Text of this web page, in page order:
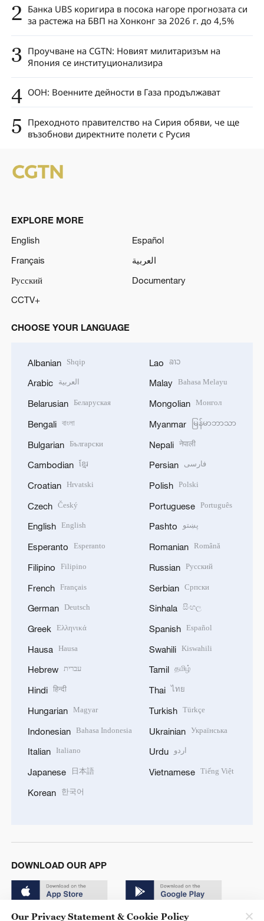
2 Банка UBS коригира в посока нагоре прогнозата си
за растежа на БВП на Хонконг за 2026 г. до 4,5%
3 Проучване на CGTN: Новият милитаризъм на
Япония се институционализира
4 ООН: Военните дейности в Газа продължават
5 Преходното правителство на Сирия обяви, че ще
възобнови директните полети с Русия
EXPLORE MORE
English
Español
Français
العربية
Русский
Documentary
CCTV+
CHOOSE YOUR LANGUAGE
Albanian Shqip
Arabic العربية
Belarusian Беларуская
Bengali বাংলা
Bulgarian Български
Cambodian ខ្មែរ
Croatian Hrvatski
Czech Český
English English
Esperanto Esperanto
Filipino Filipino
French Français
German Deutsch
Greek Ελληνικά
Hausa Hausa
Hebrew עברית
Hindi हिन्दी
Hungarian Magyar
Indonesian Bahasa Indonesia
Italian Italiano
Japanese 日本語
Korean 한국어
Lao ລາວ
Malay Bahasa Melayu
Mongolian Монгол
Myanmar မြန်မာဘာသာ
Nepali नेपाली
Persian فارسی
Polish Polski
Portuguese Português
Pashto پښتو
Romanian Română
Russian Русский
Serbian Српски
Sinhala සිංහල
Spanish Español
Swahili Kiswahili
Tamil தமிழ்
Thai ไทย
Turkish Türkçe
Ukrainian Українська
Urdu اردو
Vietnamese Tiếng Việt
DOWNLOAD OUR APP
Our Privacy Statement & Cookie Policy